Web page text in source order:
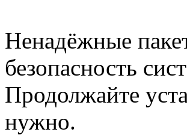
Ненадёжные
безопасность
Продолжайте
нужно.